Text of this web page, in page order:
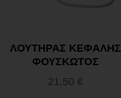
ΛΟΥΤΗΡΑΣ ΚΕΦΑΛΗΣ
ΦΟΥΣΚΩΤΟΣ
21,50 €